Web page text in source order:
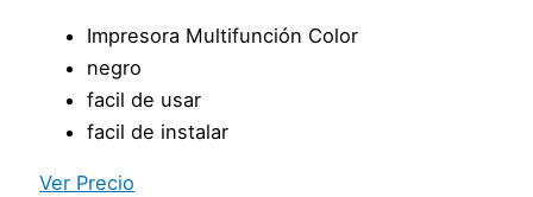
Impresora Multifunción Color
negro
facil de usar
facil de instalar
Ver Precio